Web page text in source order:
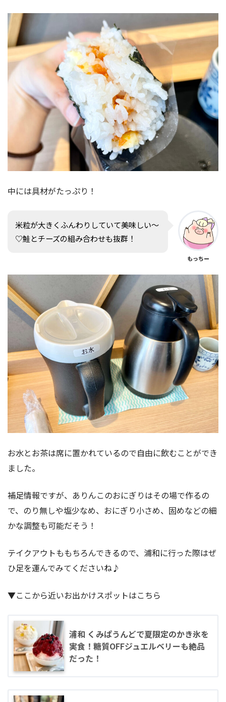
中には具材がたっぷり！
米粒が大きくふんわりしていて美味しい〜
♡鮭とチーズの組み合わせも抜群！
もっちー
お水とお茶は席に置かれているので自由に飲むことができ
ました。
補足情報ですが、ありんこのおにぎりはその場で作るの
で、のり無しや塩少なめ、おにぎり小さめ、固めなどの細
かな調整も可能だそう！
テイクアウトももちろんできるので、浦和に行った際はぜ
ひ足を運んでみてくださいね♪
▼ここから近いお出かけスポットはこちら
浦和 くみぱうんどで夏限定のかき氷を
実食！糖質OFFジュエルベリーも絶品
だった！